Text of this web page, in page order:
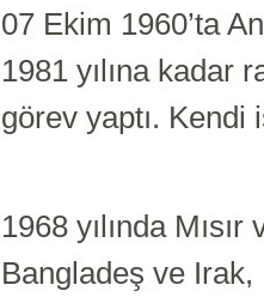
07 Ekim 1960’ta
1981 yılına kadar
görev yaptı. Kendi
1968 yılında
Bangladeş ve Irak,